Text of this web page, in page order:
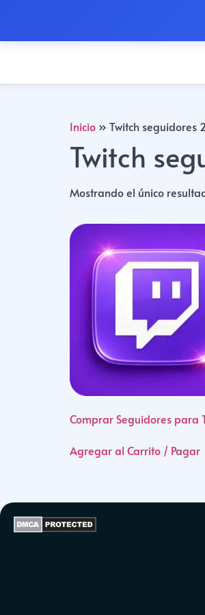
Inicio » Twitch seguidores
Twitch
Mostrando el único
Comprar Seguidores para
Agregar al Carrito / Pagar